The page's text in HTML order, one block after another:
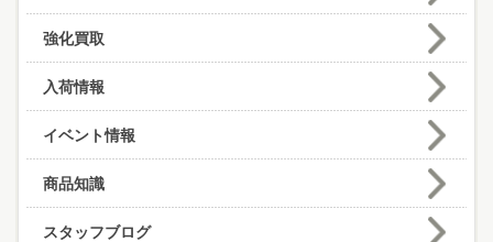
強化買取
入荷情報
イベント情報
商品知識
スタッフブログ